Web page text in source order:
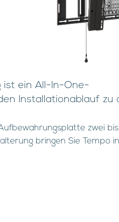
ist ein All-In-One-
Installationablauf zu
zwei bis
bringen Sie Tempo